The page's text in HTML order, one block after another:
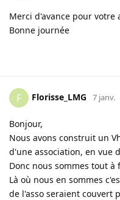
Merci d'avance pour votre
Bonne journée
F Florisse_LMG 7 janv.
Bonjour,
Nous avons construit un
d'une association, en vue
Donc nous sommes tout
Là où nous en sommes
de l'asso seraient couvert